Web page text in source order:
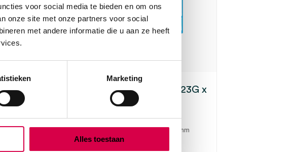
voor social media te bieden en om ons
onze site met onze partners voor social
met andere informatie die u aan ze heeft
Marketing
Alles toestaan
Monoclix lancetten, 23G x
0.65mm (200)
SERVOPRAX
200 stuks, blauw, 23G x 0.65mm